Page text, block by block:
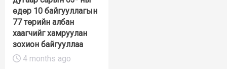
өдөр 10 байгууллагын
77 төрийн албан
хаагчийг хамруулан
зохион байгууллаа
4 months ago